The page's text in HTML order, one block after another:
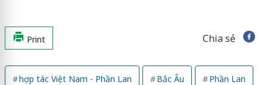
Print Chia sẻ
hợp tác Việt Nam - Phần Lan Bắc Âu Phần Lan